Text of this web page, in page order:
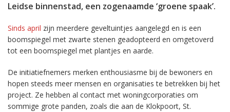
Leidse binnenstad, een zogenaamde ‘groene spaak’.
Sinds april zijn meerdere geveltuintjes aangelegd en is een
boomspiegel met zwarte stenen geadopteerd en omgetoverd
tot een boomspiegel met plantjes en aarde.
De initiatiefnemers merken enthousiasme bij de bewoners en
hopen steeds meer mensen en organisaties te betrekken bij het
project. Ze hebben al contact met woningcorporaties om
sommige grote panden, zoals die aan de Klokpoort, St.